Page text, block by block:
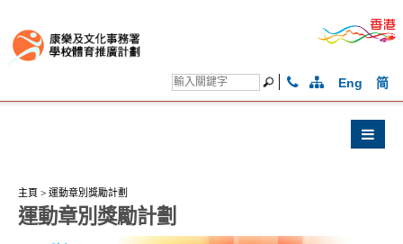
Eng 简
主頁 > 運動章別獎勵計劃
運動章別獎勵計劃